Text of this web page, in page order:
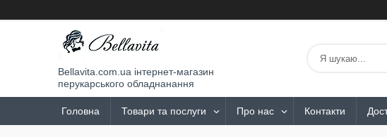
Bellavita.com.ua інтернет-магазин
перукарського обладнанання
Головна Товари та послуги Про нас Контакти